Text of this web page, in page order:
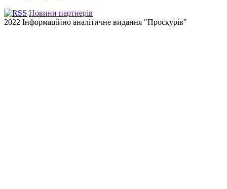
Новини партнерів
2022 Інформаційно аналітичне видання "Проскурів"